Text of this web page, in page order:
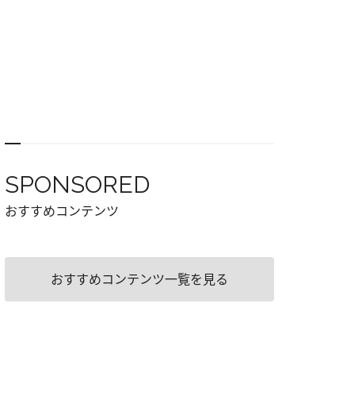
SPONSORED
おすすめコンテンツ
おすすめコンテンツ一覧を見る